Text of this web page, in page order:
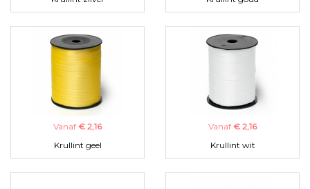
Vanaf € 2,16
Krullint geel
Vanaf € 2,16
Krullint wit